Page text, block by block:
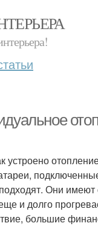
Они
и долго
большие